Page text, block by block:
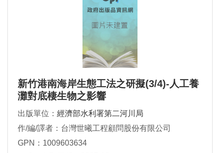
新竹港南海岸生態工法之研擬(3/4)-人工養
灘對底棲生物之影響
出版單位： 經濟部水利署第二河川局
作/編/譯者：台灣世曦工程顧問股份有限公司
GPN：1009603634